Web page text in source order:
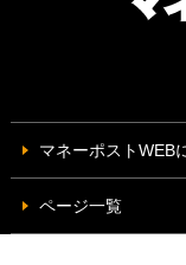
マネーポストWEB
ページ一覧